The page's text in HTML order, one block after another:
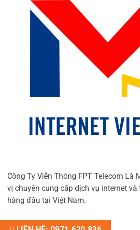
Công Ty Viễn Thông FPT Telecom Là
vị chuyên cung cấp dịch vụ internet và
hàng đầu tại Việt Nam.